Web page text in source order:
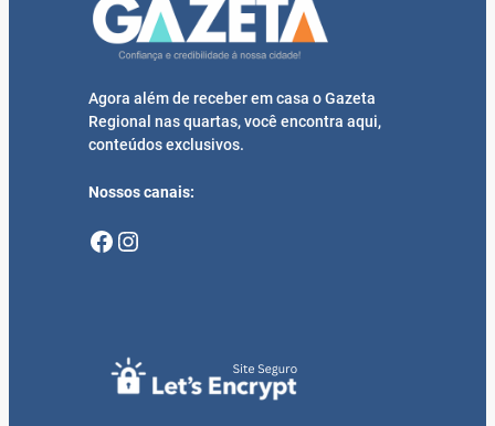
Agora além de receber em casa o Gazeta
Regional nas quartas, você encontra aqui,
conteúdos exclusivos.
Nossos canais:
Facebook Instagram